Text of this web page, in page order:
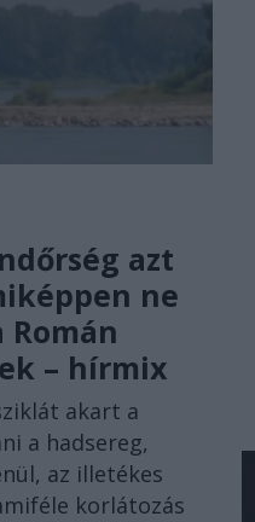
azt
ne
– hírmix
akart a
a hadsereg,
az illetékes
korlátozás